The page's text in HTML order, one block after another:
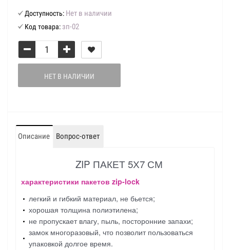
Доступность: Нет в наличии
Код товара: зп-02
НЕТ В НАЛИЧИИ
Описание Вопрос-ответ
ZIP ПАКЕТ 5Х7 СМ
характеристики пакетов zip-lock
легкий и гибкий материал, не бьется;
хорошая толщина полиэтилена;
не пропускает влагу, пыль, посторонние запахи;
замок многоразовый, что позволит пользоваться
упаковкой долгое время.